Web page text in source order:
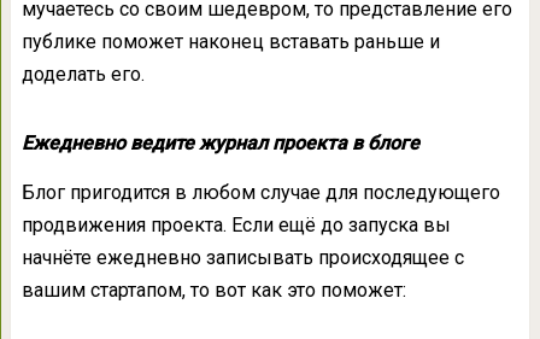
мучаетесь со своим шедевром, то представление его
публике поможет наконец вставать раньше и
доделать его.
Ежедневно ведите журнал проекта в блоге
Блог пригодится в любом случае для последующего
продвижения проекта. Если ещё до запуска вы
начнёте ежедневно записывать происходящее с
вашим стартапом, то вот как это поможет: